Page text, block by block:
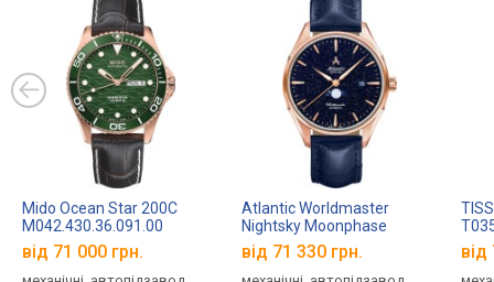
Mido Ocean Star 200C
M042.430.36.091.00
від 71 000 грн.
Atlantic Worldmaster
Nightsky Moonphase
52783.44.91
від 71 330 грн. від